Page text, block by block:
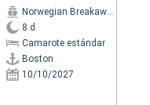
Norwegian Breakaway
8 d
Camarote estándar
Boston
10/10/2027